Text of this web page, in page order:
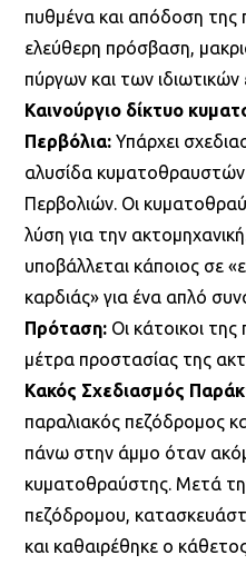
πυθμένα και απόδοση της
ελεύθερη πρόσβαση,
πύργων και των
Καινούργιο δίκτυο
Περβόλια: Υπάρχει
αλυσίδα
Περβολιών. Οι
λύση για την
υποβάλλεται κάποιος σε
καρδιάς» για ένα απλό
Πρόταση: Οι κάτοικοι
μέτρα προστασίας της
Κακός Σχεδιασμός
παραλιακός πεζόδρομος
πάνω στην άμμο όταν
κυματοθραύστης. Μετά
πεζόδρομου,
και καθαιρέθηκε ο